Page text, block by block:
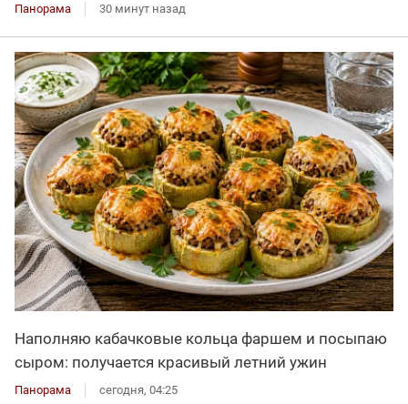
Панорама 30 минут назад
Наполняю кабачковые кольца фаршем и посыпаю
сыром: получается красивый летний ужин
Панорама сегодня, 04:25